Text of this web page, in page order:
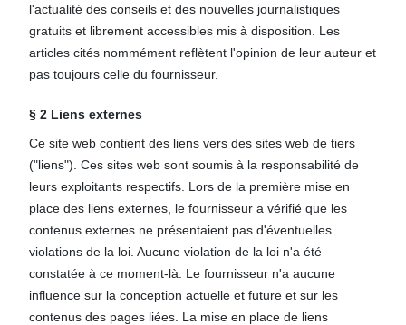
l'actualité des conseils et des nouvelles journalistiques
gratuits et librement accessibles mis à disposition. Les
articles cités nommément reflètent l'opinion de leur auteur et
pas toujours celle du fournisseur.
§ 2 Liens externes
Ce site web contient des liens vers des sites web de tiers
("liens"). Ces sites web sont soumis à la responsabilité de
leurs exploitants respectifs. Lors de la première mise en
place des liens externes, le fournisseur a vérifié que les
contenus externes ne présentaient pas d'éventuelles
violations de la loi. Aucune violation de la loi n'a été
constatée à ce moment-là. Le fournisseur n'a aucune
influence sur la conception actuelle et future et sur les
contenus des pages liées. La mise en place de liens